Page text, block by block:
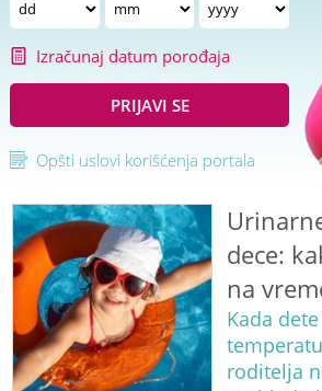
Izračunaj datum porođaja
PRIJAVI SE
Opšti uslovi korišćenja portala
dece:
na
Kada
roditelja